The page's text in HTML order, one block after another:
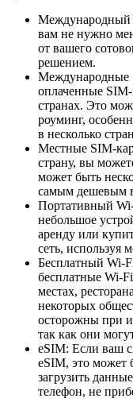
Международный
вам не нужно
от вашего
решением.
Международные
оплаченные
странах. Это
роуминг,
в несколько
Местные SIM-
страну, вы
может быть
самым дешевым
Портативный
небольшое
аренду или
сеть, используя
Бесплатный Wi-
бесплатные Wi-
местах,
некоторых
осторожны при
так как они
eSIM: Если ваш
eSIM, это
загрузить
телефон, не